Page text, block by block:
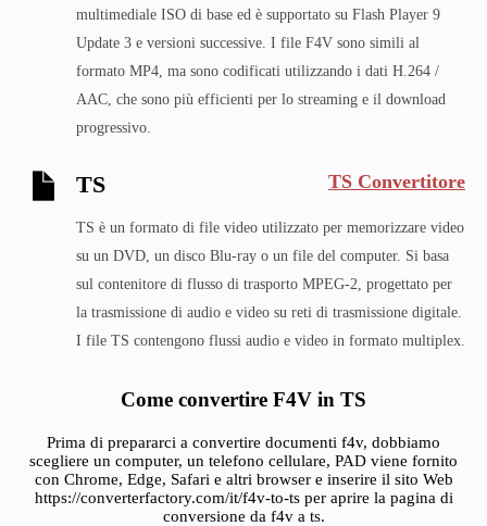
multimediale ISO di base ed è supportato su Flash Player 9
Update 3 e versioni successive. I file F4V sono simili al
formato MP4, ma sono codificati utilizzando i dati H.264 /
AAC, che sono più efficienti per lo streaming e il download
progressivo.
TS TS Convertitore
TS è un formato di file video utilizzato per memorizzare video
su un DVD, un disco Blu-ray o un file del computer. Si basa
sul contenitore di flusso di trasporto MPEG-2, progettato per
la trasmissione di audio e video su reti di trasmissione digitale.
I file TS contengono flussi audio e video in formato multiplex.
Come convertire F4V in TS
Prima di prepararci a convertire documenti f4v, dobbiamo
scegliere un computer, un telefono cellulare, PAD viene fornito
con Chrome, Edge, Safari e altri browser e inserire il sito Web
https://converterfactory.com/it/f4v-to-ts per aprire la pagina di
conversione da f4v a ts.